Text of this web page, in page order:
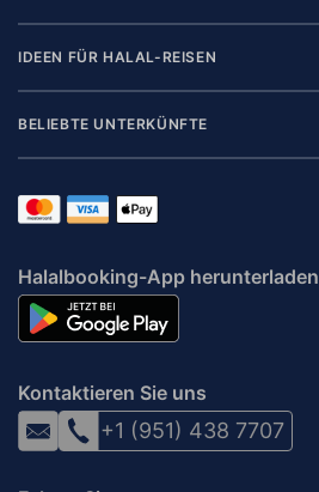
IDEEN FÜR HALAL-REISEN
BELIEBTE UNTERKÜNFTE
Halalbooking-App herunterladen
Kontaktieren Sie uns
+1 (951) 438 7707